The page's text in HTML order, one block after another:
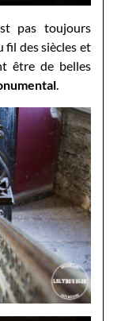
pas toujours
fil des siècles et
être de belles
.